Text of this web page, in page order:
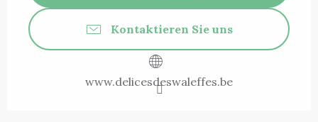
Kontaktieren Sie uns
www.delicesdeswaleffes.be